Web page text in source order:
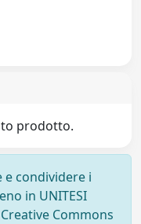
prodotto.
e condividere i
in UNITESI
Commons